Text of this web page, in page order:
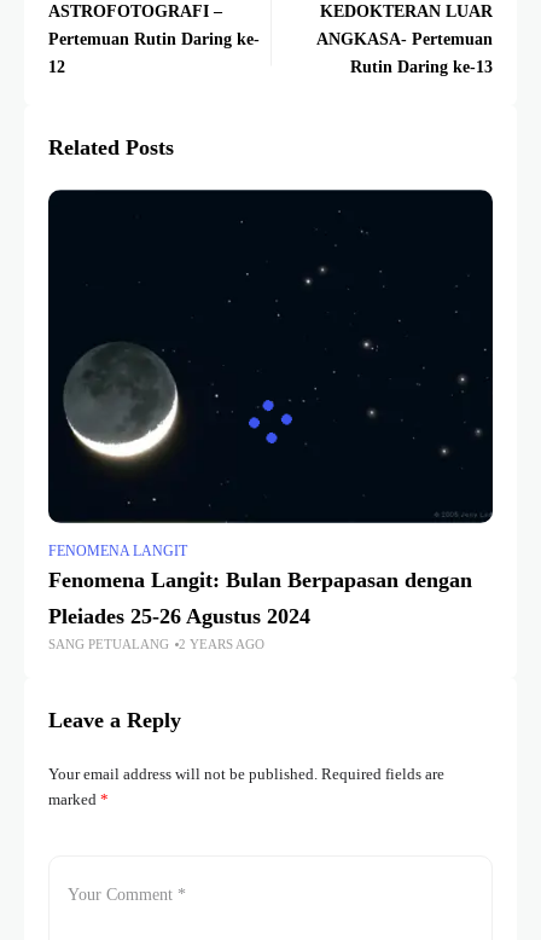
ASTROFOTOGRAFI –
Pertemuan Rutin Daring ke-
12
KEDOKTERAN LUAR
ANGKASA- Pertemuan
Rutin Daring ke-13
Related Posts
FENOMENA LANGIT
Fenomena Langit: Bulan Berpapasan dengan
Pleiades 25-26 Agustus 2024
SANG PETUALANG 2 YEARS AGO
Leave a Reply
Your email address will not be published. Required fields are
marked *